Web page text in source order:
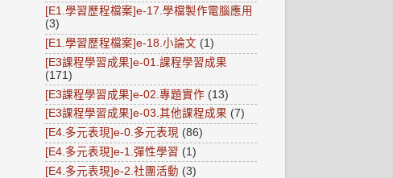
[E1.學習歷程檔案]e-17.學檔製作電腦應用
(3)
[E1.學習歷程檔案]e-18.小論文 (1)
[E3課程學習成果]e-01.課程學習成果
(171)
[E3課程學習成果]e-02.專題實作 (13)
[E3課程學習成果]e-03.其他課程成果 (7)
[E4.多元表現]e-0.多元表現 (86)
[E4.多元表現]e-1.彈性學習 (1)
[E4.多元表現]e-2.社團活動 (3)